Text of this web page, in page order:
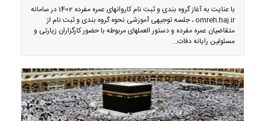
با عنایت به آغاز گروه بندی و ثبت نام کاروانهای عمره مفرده 1402 در سامانه
omreh.haj.ir ، جلسه توجیهی آموزشی نحوه گروه بندی و ثبت نام از
متقاضیان عمره مفرده و دستور العملهای مربوطه با حضور کارگزاران زیارتی و
مسئولین رایانه دفات...